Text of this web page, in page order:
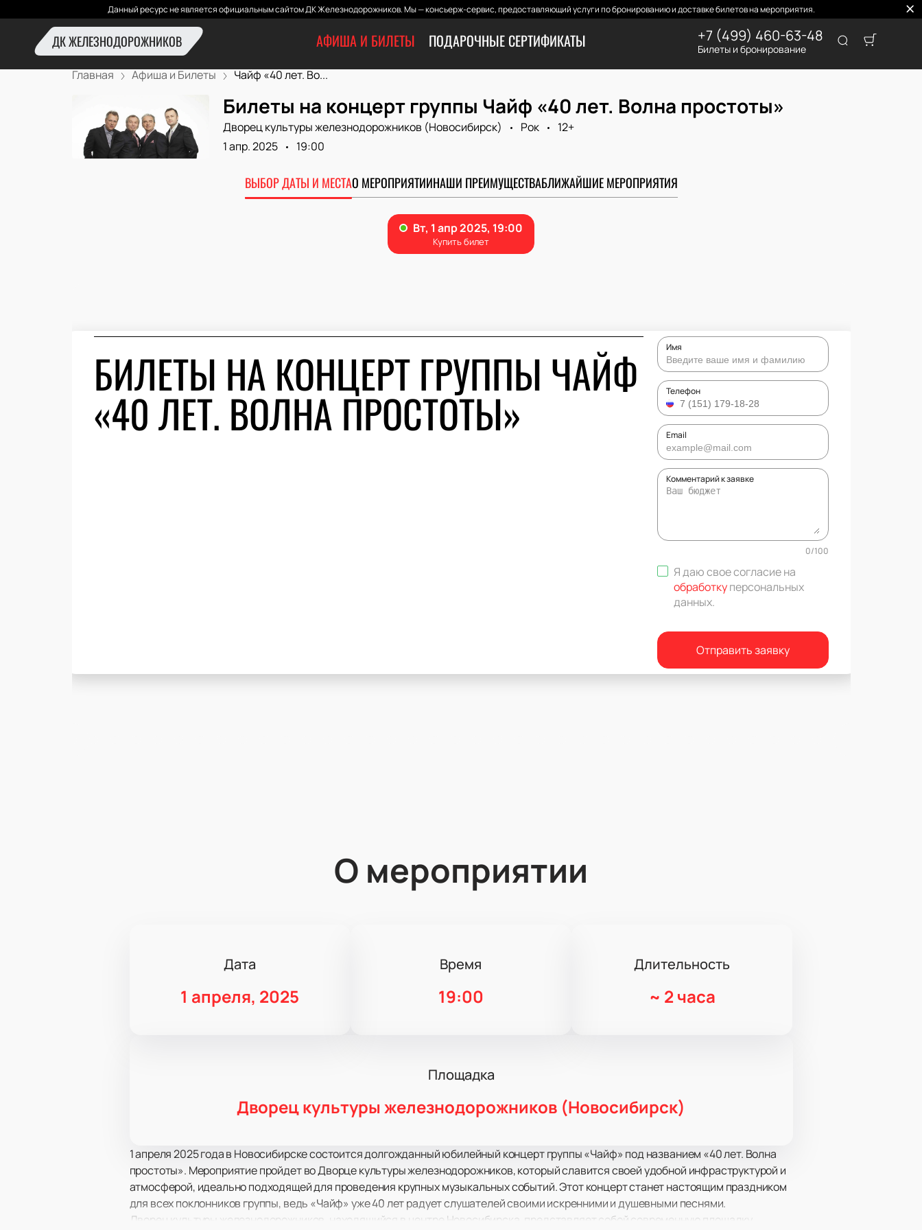
Данный ресурс не является официальным сайтом ДК Железнодорожников. Мы — консьерж-сервис, предоставляющий услуги по бронированию и доставке билетов на мероприятия.
ДК ЖЕЛЕЗНОДОРОЖНИКОВ АФИША И БИЛЕТЫ ПОДАРОЧНЫЕ СЕРТИФИКАТЫ +7 (499) 460-63-48
Билеты и бронирование
Главная Афиша и Билеты Чайф «40 лет. Во...
Билеты на концерт группы Чайф «40 лет. Волна простоты»
Дворец культуры железнодорожников (Новосибирск) Рок
12+
1 апр. 2025
19:00
ВЫБОР ДАТЫ И МЕСТАО МЕРОПРИЯТИИНАШИ ПРЕИМУЩЕСТВАБЛИЖАЙШИЕ МЕРОПРИЯТИЯ
БИЛЕТЫ НА КОНЦЕРТ ГРУППЫ ЧАЙФ
«40 ЛЕТ. ВОЛНА ПРОСТОТЫ»
Имя
Телефон
Email
Комментарий к заявке
0/100
Я даю свое согласие на
обработку персональных
данных.
Отправить заявку
О мероприятии
Дата
1 апреля, 2025
Время
19:00
Длительность
~ 2 часа
Площадка
Дворец культуры железнодорожников (Новосибирск)
1 апреля 2025 года в Новосибирске состоится долгожданный юбилейный концерт группы «Чайф» под названием «40 лет. Волна
простоты». Мероприятие пройдет во Дворце культуры железнодорожников, который славится своей удобной инфраструктурой и
атмосферой, идеально подходящей для проведения крупных музыкальных событий. Этот концерт станет настоящим праздником
для всех поклонников группы, ведь «Чайф» уже 40 лет радует слушателей своими искренними и душевными песнями.
Дворец культуры железнодорожников, находящийся в центре Новосибирска, представляет собой современную площадку,